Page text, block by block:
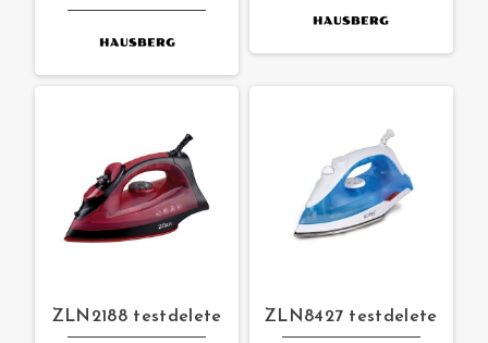
ZLN2188 testdelete ZLN8427 testdelete